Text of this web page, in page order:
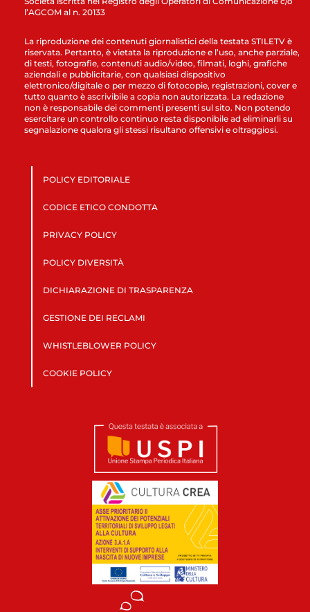
l’AGCOM al n. 20133
La riproduzione dei contenuti giornalistici della testata STILETV è
riservata. Pertanto, è vietata la riproduzione e l’uso, anche parziale,
di testi, fotografie, contenuti audio/video, filmati, loghi, grafiche
aziendali e pubblicitarie, con qualsiasi dispositivo
elettronico/digitale o per mezzo di fotocopie, registrazioni, cover e
tutto quanto è ascrivibile a copia non autorizzata. La redazione
non è responsabile dei commenti presenti sul sito. Non potendo
esercitare un controllo continuo resta disponibile ad eliminarli su
segnalazione qualora gli stessi risultano offensivi e oltraggiosi.
POLICY EDITORIALE
CODICE ETICO CONDOTTA
PRIVACY POLICY
POLICY DIVERSITÀ
DICHIARAZIONE DI TRASPARENZA
GESTIONE DEI RECLAMI
WHISTLEBLOWER POLICY
COOKIE POLICY